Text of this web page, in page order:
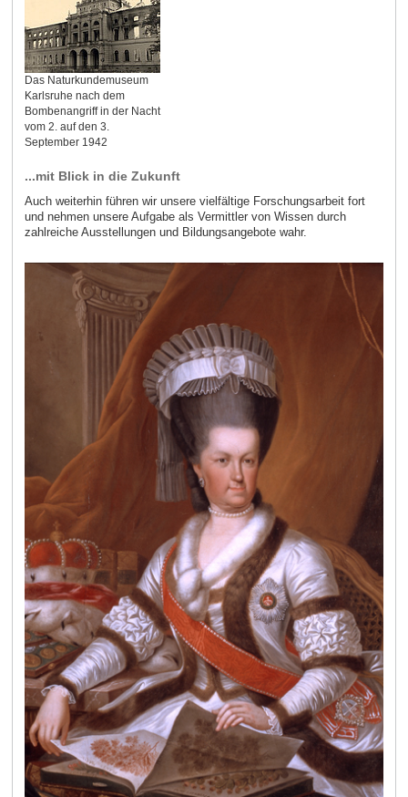
Das Naturkundemuseum
Karlsruhe nach dem
Bombenangriff in der Nacht
vom 2. auf den 3.
September 1942
...mit Blick in die Zukunft
Auch weiterhin führen wir unsere vielfältige Forschungsarbeit fort
und nehmen unsere Aufgabe als Vermittler von Wissen durch
zahlreiche Ausstellungen und Bildungsangebote wahr.